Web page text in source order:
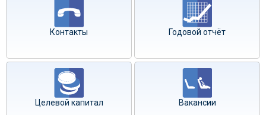
Контакты Годовой отчёт
Целевой капитал Вакансии